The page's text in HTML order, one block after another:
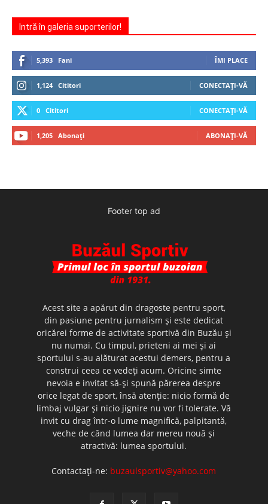
Intră în galeria suporterilor!
5,393 Fani ÎMI PLACE
1,124 Cititori CONECTAȚI-VĂ
0 Cititori CONECTAȚI-VĂ
1,205 Abonați ABONAȚI-VĂ
Footer top ad
Acest site a apărut din dragoste pentru sport,
din pasiune pentru jurnalism şi este dedicat
oricărei forme de activitate sportivă din Buzău şi
nu numai. Cu timpul, prieteni ai mei şi ai
sportului s-au alăturat acestui demers, pentru a
construi ceea ce vedeţi acum. Oricine simte
nevoia e invitat să-şi spună părerea despre
orice legat de sport, însă atenţie: nicio formă de
limbaj vulgar şi nicio jignire nu vor fi tolerate. Vă
invit cu drag într-o lume magnifică, palpitantă,
veche de când lumea dar mereu nouă şi
atractivă: lumea sportului.
Contactați-ne: buzaulsportiv@yahoo.com